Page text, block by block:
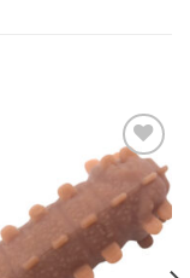
Add to
wishlist